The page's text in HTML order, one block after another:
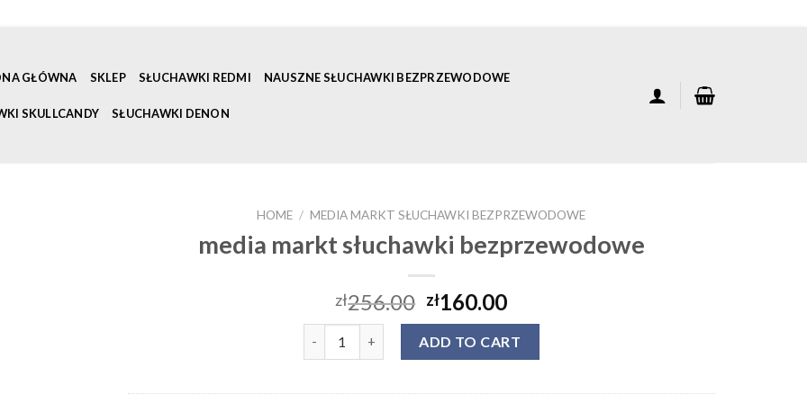
GŁÓWNA SKLEP SŁUCHAWKI REDMI NAUSZNE SŁUCHAWKI BEZPRZEWODOWE
SKULLCANDY SŁUCHAWKI DENON
HOME / MEDIA MARKT SŁUCHAWKI BEZPRZEWODOWE
media markt słuchawki bezprzewodowe
zł256.00 zł160.00
ADD TO CART